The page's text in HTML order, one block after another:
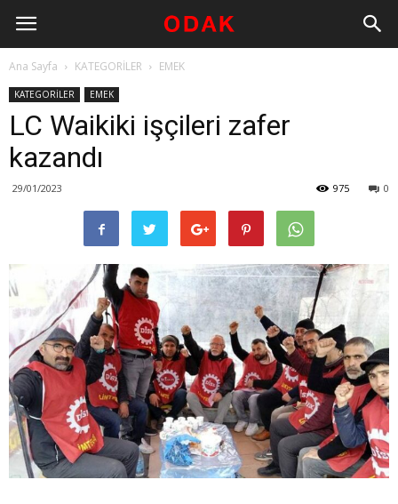
Ana Sayfa KATEGORİLER EMEK
KATEGORİLER EMEK
LC Waikiki işçileri zafer
kazandı
29/01/2023 0
975